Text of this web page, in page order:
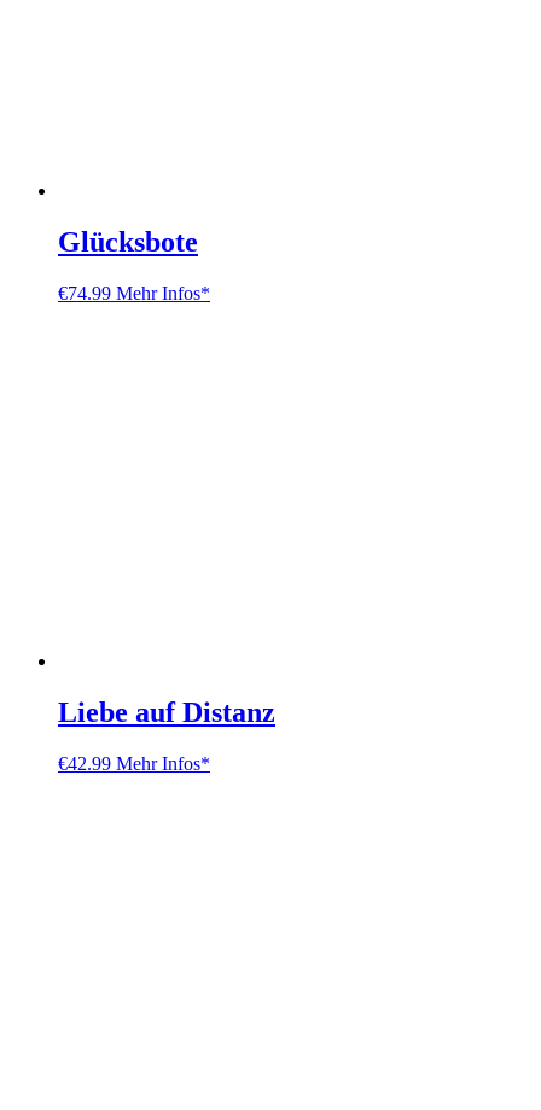
Glücksbote
€74.99 Mehr Infos*
Liebe auf Distanz
€42.99 Mehr Infos*